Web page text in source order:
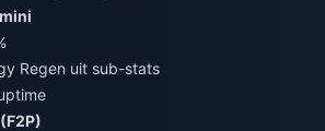
Regen uit sub-stats